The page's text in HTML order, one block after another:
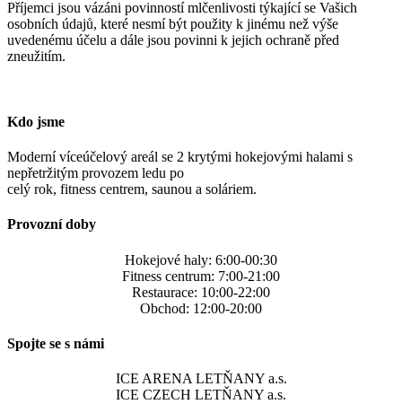
Příjemci jsou vázáni povinností mlčenlivosti týkající se Vašich
osobních údajů, které nesmí být použity k jinému než výše
uvedenému účelu a dále jsou povinni k jejich ochraně před
zneužitím.
Kdo jsme
Moderní víceúčelový areál se 2 krytými hokejovými halami s
nepřetržitým provozem ledu po
celý rok, fitness centrem, saunou a soláriem.
Provozní doby
Hokejové haly: 6:00-00:30
Fitness centrum: 7:00-21:00
Restaurace: 10:00-22:00
Obchod: 12:00-20:00
Spojte se s námi
ICE ARENA LETŇANY a.s.
ICE CZECH LETŇANY a.s.